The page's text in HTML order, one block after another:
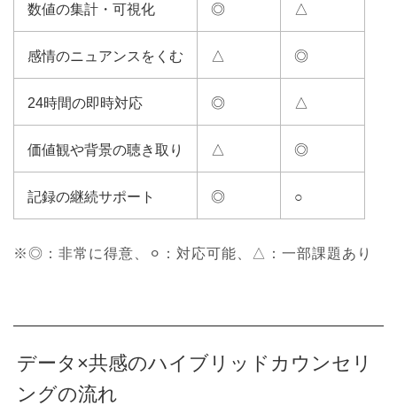
数値の集計・可視化 ◎ △
感情のニュアンスをくむ △ ◎
24時間の即時対応 ◎ △
価値観や背景の聴き取り △ ◎
記録の継続サポート ◎ ○
※◎：非常に得意、⚪︎：対応可能、△：一部課題あり
データ×共感のハイブリッドカウンセリ
ングの流れ